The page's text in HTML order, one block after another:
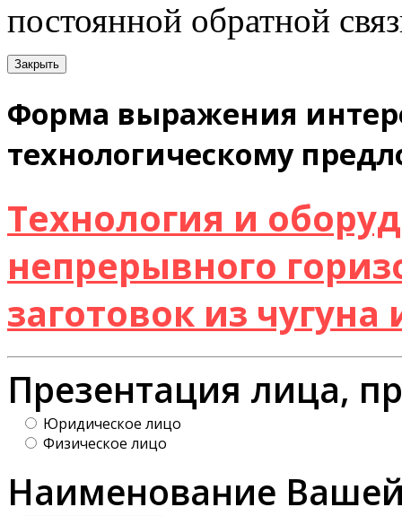
постоянной обратной
Закрыть
Форма выражения
технологическому
Технология и
непрерывного
заготовок из
Презентация лица,
Юридическое лицо
Физическое лицо
Наименование